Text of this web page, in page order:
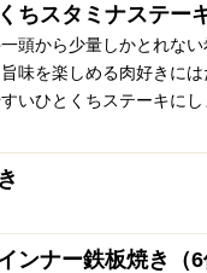
ちスタミナステー
頭から少量しかとれない
味を楽しめる肉好きに
いひとくちステーキにし
ンナー鉄板焼き（6